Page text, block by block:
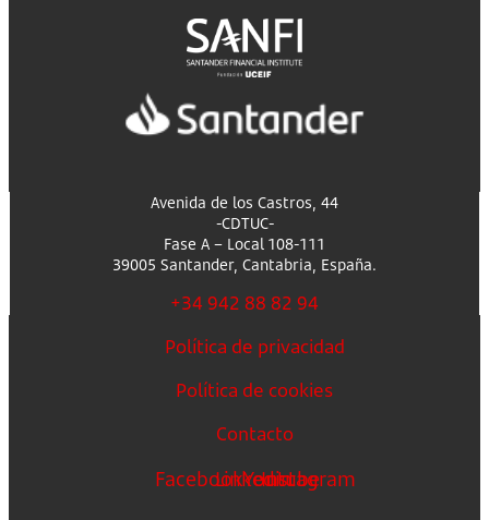
Avenida de los Castros, 44
-CDTUC-
Fase A – Local 108-111
39005 Santander, Cantabria, España.
+34 942 88 82 94
Política de privacidad
Política de cookies
Contacto
FacebookLinkedin
Youtube
Instagram